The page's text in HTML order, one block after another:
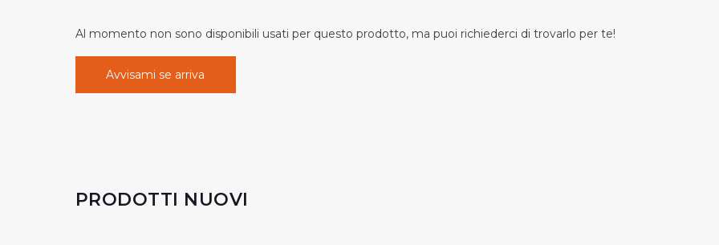
Al momento non sono disponibili usati per questo prodotto, ma puoi richiederci di trovarlo per te!
Avvisami se arriva
PRODOTTI NUOVI